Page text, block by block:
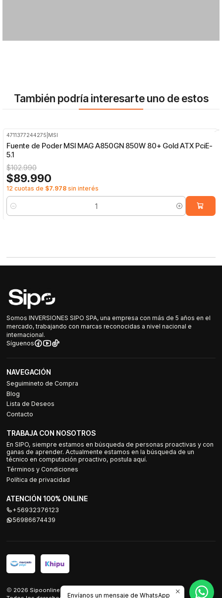
También podría interesarte uno de estos
4711377244275 MSI
Fuente de Poder MSI MAG A850GN 850W 80+ Gold ATX PciE-
5.1
$102.990
$89.990
12 cuotas de $7.978 sin interés
Cantidad
Somos INVERSIONES SIPO SPA, una empresa con más de 5 años en el
mercado, trabajando con marcas reconocidas a nivel nacional e
internacional.
Síguenos
NAVEGACIÓN
Seguimineto de Compra
Blog
Lista de Deseos
Contacto
TRABAJA CON NOSOTROS
En SIPO, siempre estamos en búsqueda de personas proactivas y con
ganas de aprender. Actualmente estamos en la búsqueda de un
técnico en computación proactivo, postula aquí.
Términos y Condiciones
Política de privacidad
ATENCIÓN 100% ONLINE
+56932376123
56986674439
2026 Sipoonline.
Envíanos un mensaje de WhatsApp